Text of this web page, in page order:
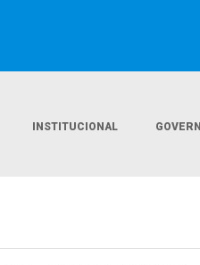
INSTITUCIONAL